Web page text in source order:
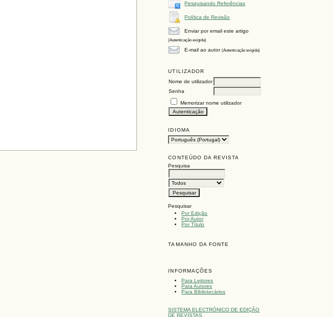
Pesquisando Referências
Política de Revisão
Enviar por email este artigo
(Autenticação exigida)
E-mail ao autor(Autenticação exigida)
UTILIZADOR
Nome de utilizador
Senha
Memorizar nome utilizador
IDIOMA
CONTEÚDO DA REVISTA
Pesquisa
Pesquisar
Por Edição
Por Autor
Por Título
TAMANHO DA FONTE
INFORMAÇÕES
Para Leitores
Para Autores
Para Bibliotecários
SISTEMA ELECTRÓNICO DE EDIÇÃO
DE REVISTAS